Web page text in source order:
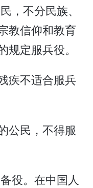
，不分民族、
教信仰和教育
定服兵役。
疾不适合服兵
公民，不得服
役。在中国人